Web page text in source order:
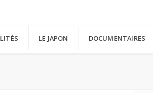
LE JAPON DOCUMENTAIRES